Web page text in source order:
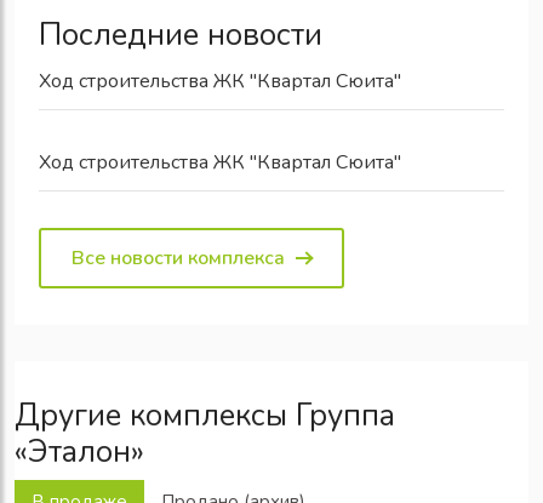
Последние новости
Ход строительства ЖК "Квартал Сюита"
Ход строительства ЖК "Квартал Сюита"
Все новости комплекса
Другие комплексы Группа
«Эталон»